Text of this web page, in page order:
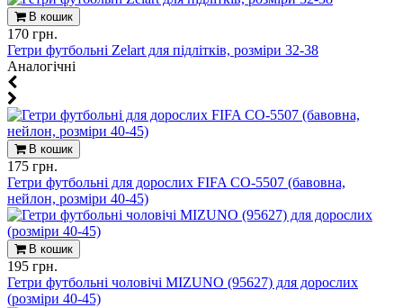
В кошик
170 грн.
Гетри футбольні Zelart для підлітків, розміри 32-38
Aналогічні
В кошик
175 грн.
Гетри футбольні для дорослих FIFA CO-5507 (бавовна,
нейлон, розміри 40-45)
В кошик
195 грн.
Гетри футбольні чоловічі MIZUNO (95627) для дорослих
(розміри 40-45)